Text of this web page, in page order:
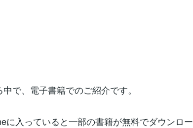
で、電子書籍でのご紹介です。
入っていると一部の書籍が無料でダウンロー